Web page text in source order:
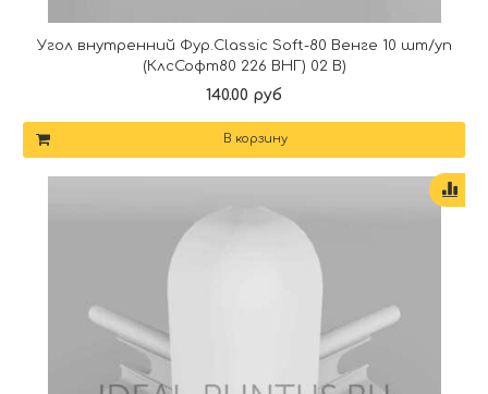
Угол внутренний Фур.Classic Soft-80 Венге 10 шт/уп
(КлсСофт80 226 ВНГ) 02 В)
140.00 руб
В корзину